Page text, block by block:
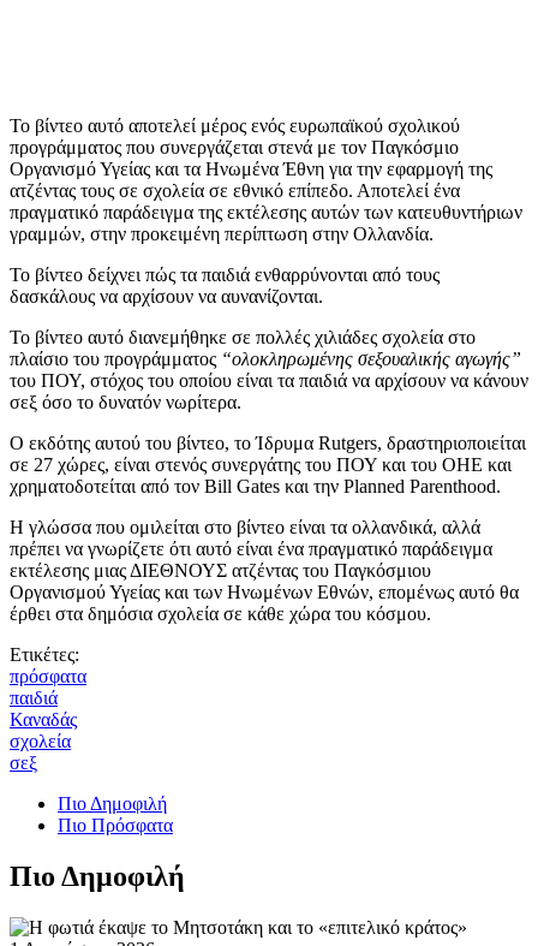
Το βίντεο αυτό αποτελεί μέρος ενός ευρωπαϊκού σχολικού
προγράμματος που συνεργάζεται στενά με τον Παγκόσμιο
Οργανισμό Υγείας και τα Ηνωμένα Έθνη για την εφαρμογή της
ατζέντας τους σε σχολεία σε εθνικό επίπεδο. Αποτελεί ένα
πραγματικό παράδειγμα της εκτέλεσης αυτών των κατευθυντήριων
γραμμών, στην προκειμένη περίπτωση στην Ολλανδία.
Το βίντεο δείχνει πώς τα παιδιά ενθαρρύνονται από τους
δασκάλους να αρχίσουν να αυνανίζονται.
Το βίντεο αυτό διανεμήθηκε σε πολλές χιλιάδες σχολεία στο
πλαίσιο του προγράμματος “ολοκληρωμένης σεξουαλικής αγωγής”
του ΠΟΥ, στόχος του οποίου είναι τα παιδιά να αρχίσουν να κάνουν
σεξ όσο το δυνατόν νωρίτερα.
Ο εκδότης αυτού του βίντεο, το Ίδρυμα Rutgers, δραστηριοποιείται
σε 27 χώρες, είναι στενός συνεργάτης του ΠΟΥ και του ΟΗΕ και
χρηματοδοτείται από τον Bill Gates και την Planned Parenthood.
Η γλώσσα που ομιλείται στο βίντεο είναι τα ολλανδικά, αλλά
πρέπει να γνωρίζετε ότι αυτό είναι ένα πραγματικό παράδειγμα
εκτέλεσης μιας ΔΙΕΘΝΟΥΣ ατζέντας του Παγκόσμιου
Οργανισμού Υγείας και των Ηνωμένων Εθνών, επομένως αυτό θα
έρθει στα δημόσια σχολεία σε κάθε χώρα του κόσμου.
Ετικέτες:
πρόσφατα
παιδιά
Καναδάς
σχολεία
σεξ
Πιο Δημοφιλή
Πιο Πρόσφατα
Πιο Δημοφιλή